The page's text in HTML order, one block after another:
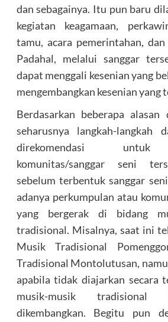
dan sebagainya. Itu pun baru
kegiatan keagamaan,
tamu, acara pemerintahan,
Padahal, melalui sanggar
dapat menggali kesenian yang
mengembangkan kesenian yang
Berdasarkan beberapa
seharusnya langkah-langkah
direkomendasi untuk
komunitas/sanggar seni
sebelum terbentuk sanggar
adanya perkumpulan atau
yang bergerak di bidang
tradisional. Misalnya, saat ini
Musik Tradisional
Tradisional Montolutusan,
apabila tidak diajarkan secara
musik-musik
dikembangkan. Begitu pun